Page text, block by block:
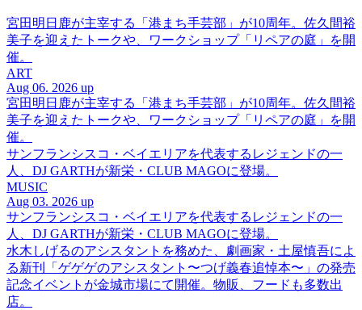
宮田明日鹿が主宰する「港まち手芸部」が10周年。佐久間裕
美子を迎えたトークや、ワークショップ「リペアの庭」を開
催。
ART
Aug 06. 2026 up
宮田明日鹿が主宰する「港まち手芸部」が10周年。佐久間裕
美子を迎えたトークや、ワークショップ「リペアの庭」を開
催。
サンフランシスコ・ベイエリアを代表するレジェンドの一
人、DJ GARTHが新栄・CLUB MAGOに登場。
MUSIC
Aug 03. 2026 up
サンフランシスコ・ベイエリアを代表するレジェンドの一
人、DJ GARTHが新栄・CLUB MAGOに登場。
水木しげるのアシスタントを務めた、劇画家・土屋慎吾によ
る新刊「ゲゲゲのアシスタント〜つげ義春追悼本〜」の発売
記念イベントが金城市場にて開催。物販、フードも多数出
店。